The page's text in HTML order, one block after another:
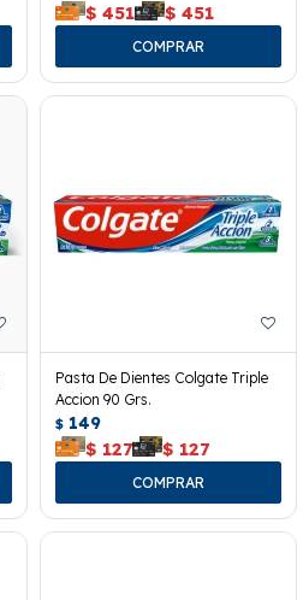
$ 451 $ 451
Pasta De Dientes Colgate Triple
Accion 90 Grs.
$ 149
$ 127 $ 127